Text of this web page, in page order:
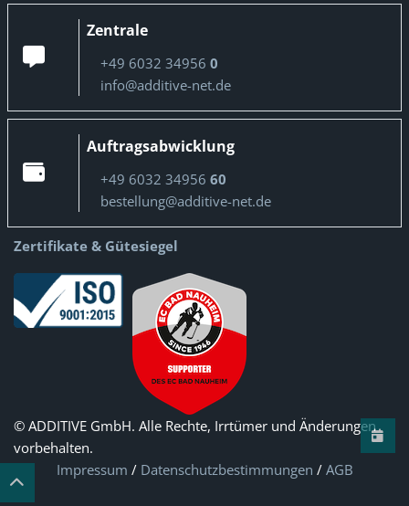
Zentrale
+49 6032 34956 0
info@additive-net.de
Auftragsabwicklung
+49 6032 34956 60
bestellung@additive-net.de
Zertifikate & Gütesiegel
© ADDITIVE GmbH. Alle Rechte, Irrtümer und Änderungen
vorbehalten.
Impressum / Datenschutzbestimmungen / AGB